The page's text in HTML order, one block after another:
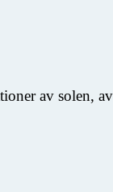
av solen,